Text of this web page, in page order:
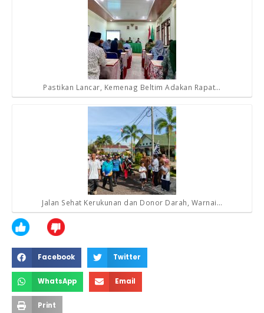
Pastikan Lancar, Kemenag Beltim Adakan Rapat…
Jalan Sehat Kerukunan dan Donor Darah, Warnai…
Facebook Twitter
WhatsApp Email
Print